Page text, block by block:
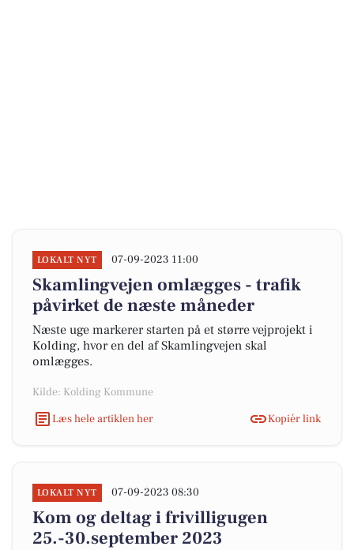
LOKALT NYT 07-09-2023 11:00
Skamlingvejen omlægges - trafik
påvirket de næste måneder
Næste uge markerer starten på et større vejprojekt i
Kolding, hvor en del af Skamlingvejen skal
omlægges.
Kilde: Kolding Kommune
Læs hele artiklen her
Kopiér link
LOKALT NYT 07-09-2023 08:30
Kom og deltag i frivilligugen
25.-30.september 2023